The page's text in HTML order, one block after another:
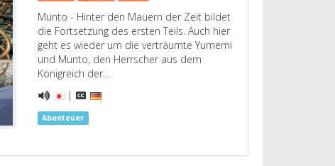
Munto - Hinter den Mauern der Zeit bildet
die Fortsetzung des ersten Teils. Auch hier
geht es wieder um die verträumte Yumemi
und Munto, den Herrscher aus dem
Königreich der…
|
Abenteuer